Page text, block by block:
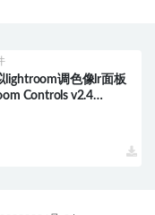
lightroom调色像lr面板
Controls v2.4